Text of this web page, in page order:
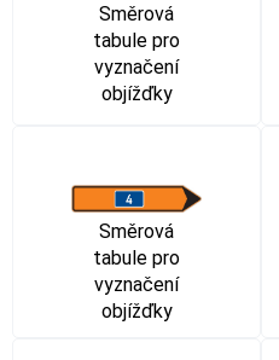
Směrová
tabule pro
vyznačení
objížďky
Směrová
tabule pro
vyznačení
objížďky